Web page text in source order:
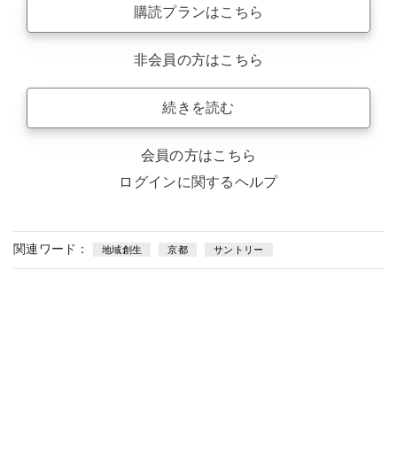
購読プランはこちら
非会員の方はこちら
続きを読む
会員の方はこちら
ログインに関するヘルプ
関連ワード： 地域創生 京都 サントリー